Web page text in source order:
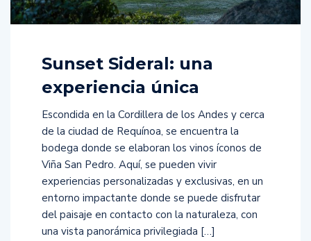
Sunset Sideral: una
experiencia única
Escondida en la Cordillera de los Andes y cerca
de la ciudad de Requínoa, se encuentra la
bodega donde se elaboran los vinos íconos de
Viña San Pedro. Aquí, se pueden vivir
experiencias personalizadas y exclusivas, en un
entorno impactante donde se puede disfrutar
del paisaje en contacto con la naturaleza, con
una vista panorámica privilegiada […]